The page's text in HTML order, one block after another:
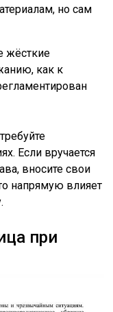
но сам
жёсткие
как к
Если вручается
вносите свои
напрямую влияет
при